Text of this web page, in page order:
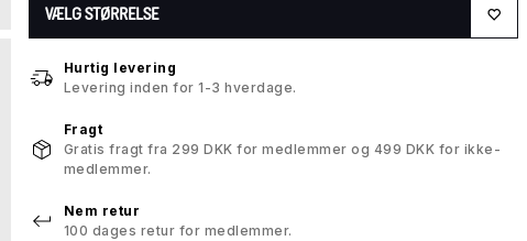
VÆLG STØRRELSE
Hurtig levering
Levering inden for 1-3 hverdage.
Fragt
Gratis fragt fra 299 DKK for medlemmer og 499 DKK for ikke-
medlemmer.
Nem retur
100 dages retur for medlemmer.